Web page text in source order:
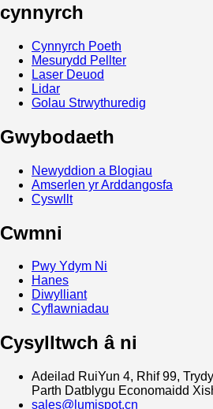
cynnyrch
Cynnyrch Poeth
Mesurydd Pellter
Laser Deuod
Lidar
Golau Strwythuredig
Gwybodaeth
Newyddion a Blogiau
Amserlen yr Arddangosfa
Cyswllt
Cwmni
Pwy Ydym Ni
Hanes
Diwylliant
Cyflawniadau
Cysylltwch â ni
Adeilad RuiYun 4, Rhif 99,
Parth Datblygu Economaidd
sales@lumispot.cn